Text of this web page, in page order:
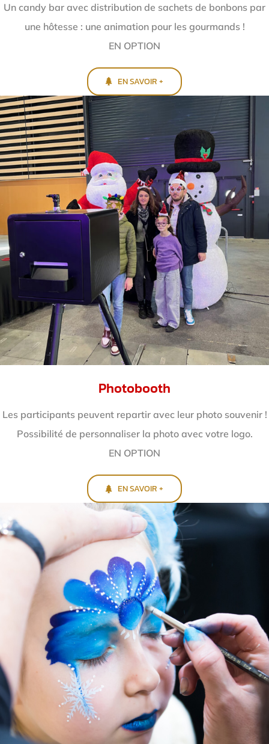
Un candy bar avec distribution de sachets de bonbons par
une hôtesse : une animation pour les gourmands !
EN OPTION
EN SAVOIR +
Photobooth
Les participants peuvent repartir avec leur photo souvenir !
Possibilité de personnaliser la photo avec votre logo.
EN OPTION
EN SAVOIR +